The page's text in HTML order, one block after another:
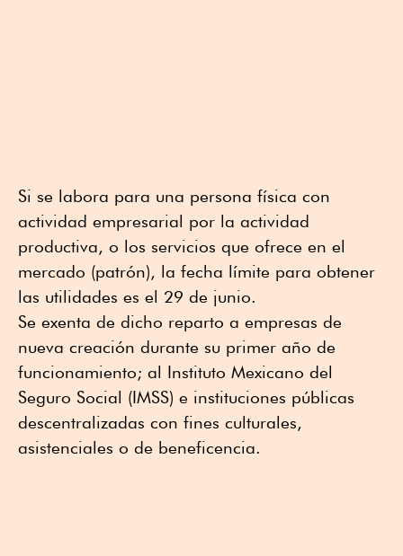
Si se labora para una persona física con
actividad empresarial por la actividad
productiva, o los servicios que ofrece en el
mercado (patrón), la fecha límite para obtener
las utilidades es el 29 de junio.
Se exenta de dicho reparto a empresas de
nueva creación durante su primer año de
funcionamiento; al Instituto Mexicano del
Seguro Social (IMSS) e instituciones públicas
descentralizadas con fines culturales,
asistenciales o de beneficencia.